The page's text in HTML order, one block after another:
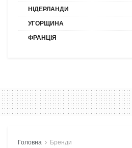
НІДЕРЛАНДИ
УГОРЩИНА
ФРАНЦІЯ
Головна Бренди